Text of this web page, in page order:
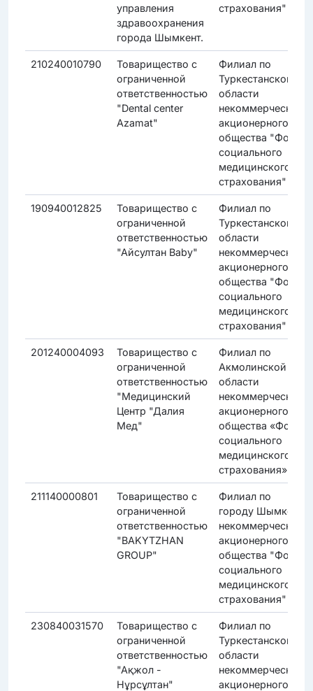
управления
здравоохранения
города Шымкент.
страхования"
210240010790
Товарищество с
ограниченной
ответственностью
"Dental center
Azamat"
Филиал по
Туркестанской
области
некоммерческого
акционерного
общества "Фонд
социального
медицинского
страхования"
190940012825
Товарищество с
ограниченной
ответственностью
"Айсултан Baby"
Филиал по
Туркестанской
области
некоммерческого
акционерного
общества "Фонд
социального
медицинского
страхования"
201240004093
Товарищество с
ограниченной
ответственностью
"Медицинский
Центр "Далия
Мед"
Филиал по
Акмолинской
области
некоммерческого
акционерного
общества «Фонд
социального
медицинского
страхования»
211140000801
Товарищество с
ограниченной
ответственностью
"BAKYTZHAN
GROUP"
Филиал по
городу Шымкент
некоммерческого
акционерного
общества "Фонд
социального
медицинского
страхования"
230840031570
Товарищество с
ограниченной
ответственностью
"Ақжол -
Нұрсұлтан"
Филиал по
Туркестанской
области
некоммерческого
акционерного